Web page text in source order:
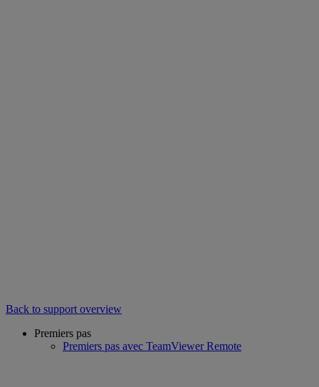
Back to support overview
Premiers pas
Premiers pas avec TeamViewer Remote